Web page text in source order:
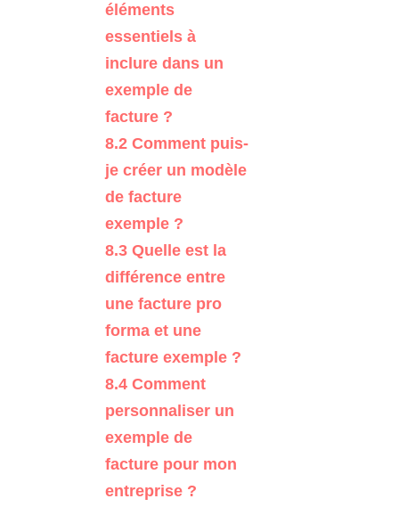
éléments
essentiels à
inclure dans un
exemple de
facture ?
8.2 Comment puis-
je créer un modèle
de facture
exemple ?
8.3 Quelle est la
différence entre
une facture pro
forma et une
facture exemple ?
8.4 Comment
personnaliser un
exemple de
facture pour mon
entreprise ?